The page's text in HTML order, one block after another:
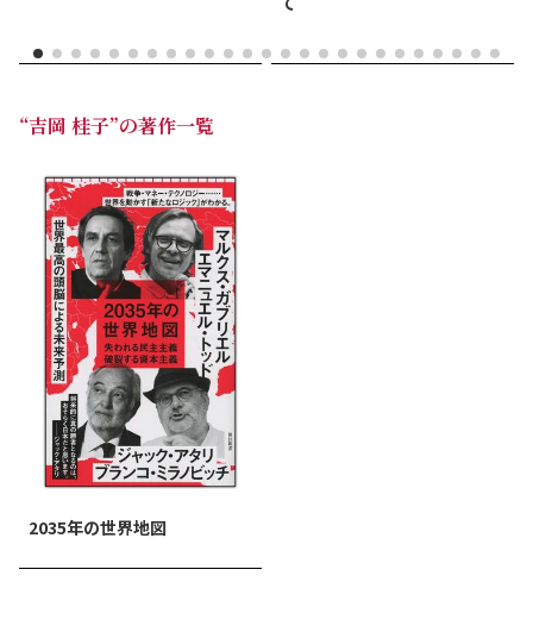
“吉岡 桂子”の著作一覧
2035年の世界地図